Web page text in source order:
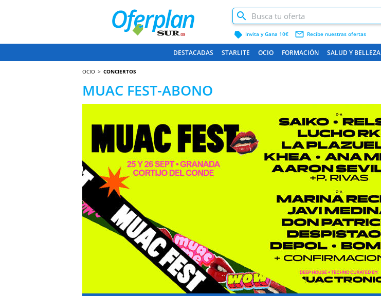
label Invita y Gana 10€ mail_outline Recibe nuestras ofertas
DESTACADAS STARLITE OCIO FORMACIÓN SALUD Y BELLEZA
OCIO CONCIERTOS
MUAC FEST-ABONO